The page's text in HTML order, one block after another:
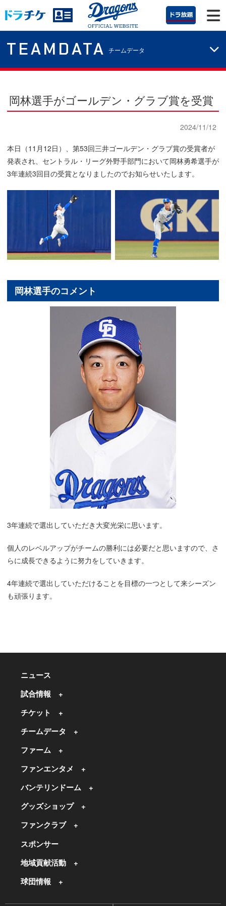
TEAMDATA チームデータ
岡林選手がゴールデン・グラブ賞を受賞
2024/11/12
本日（11月12日）、第53回三井ゴールデン・グラブ賞の受賞者が
発表され、セントラル・リーグ外野手部門において岡林勇希選手が
3年連続3回目の受賞となりましたのでお知らせいたします。
岡林選手のコメント
3年連続で選出していただき大変光栄に思います。
個人のレベルアップがチームの勝利には必要だと思いますので、さ
らに成長できるように努力をしていきます。
4年連続で選出していただけることを目標の一つとして来シーズン
も頑張ります。
ニュース
試合情報
チケット
チームデータ
ファーム
ファンエンタメ
バンテリンドーム
グッズショップ
ファンクラブ
スポンサー
地域貢献活動
球団情報